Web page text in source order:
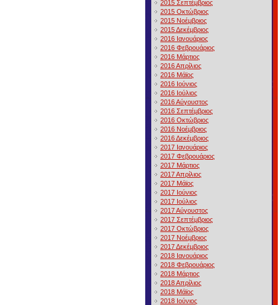
2015 Σεπτέμβριος
2015 Οκτώβριος
2015 Νοέμβριος
2015 Δεκέμβριος
2016 Ιανουάριος
2016 Φεβρουάριος
2016 Μάρτιος
2016 Απρίλιος
2016 Μάϊος
2016 Ιούνιος
2016 Ιούλιος
2016 Αύγουστος
2016 Σεπτέμβριος
2016 Οκτώβριος
2016 Νοέμβριος
2016 Δεκέμβριος
2017 Ιανουάριος
2017 Φεβρουάριος
2017 Μάρτιος
2017 Απρίλιος
2017 Μάϊος
2017 Ιούνιος
2017 Ιούλιος
2017 Αύγουστος
2017 Σεπτέμβριος
2017 Οκτώβριος
2017 Νοέμβριος
2017 Δεκέμβριος
2018 Ιανουάριος
2018 Φεβρουάριος
2018 Μάρτιος
2018 Απρίλιος
2018 Μάϊος
2018 Ιούνιος